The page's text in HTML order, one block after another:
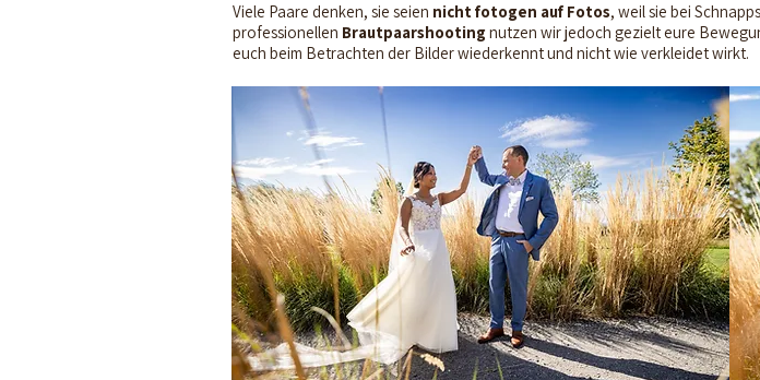
Viele Paare denken, sie seien nicht fotogen auf Fotos, weil sie bei
professionellen Brautpaarshootingnutzen wir jedoch gezielt eure
euch beim Betrachten der Bilder wiederkennt und nicht wie verkleidet wirkt.